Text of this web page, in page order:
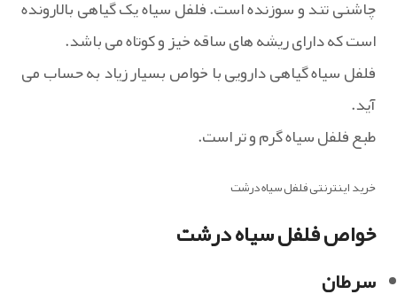
چاشنی تند و سوزنده است. فلفل سیاه یک گیاهی بالارونده
است که دارای ریشه های ساقه خیز و کوتاه می باشد.
فلفل سیاه گیاهی دارویی با خواص بسیار زیاد به حساب می
آید.
طبع فلفل سیاه گرم و تر است.
خرید اینترنتی فلفل سیاه درشت
خواص فلفل سیاه درشت
سرطان